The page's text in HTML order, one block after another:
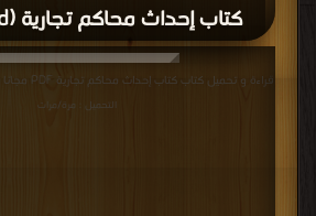
كتاب إحداث محاكم تجارية (word) PDF
قراءة و تحميل كتاب كتاب إحداث محاكم تجارية PDF مجانا | مكتبة >
التحميل : مرة/مرات